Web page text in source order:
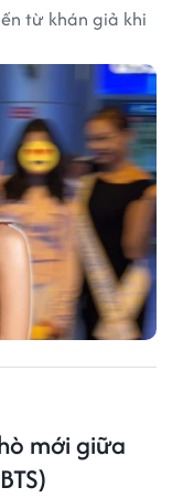
từ khán giả khi
mới giữa